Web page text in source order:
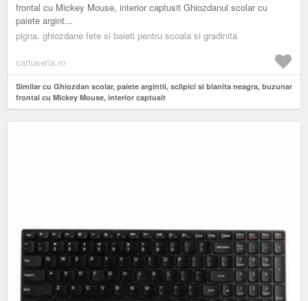
frontal cu Mickey Mouse, interior captusit Ghiozdanul scolar cu
paiete argint...
pigna, ghiozdane fete si baieti pentru scoala si gradinita
cartuseria.ro
Similar cu Ghiozdan scolar, paiete argintii, sclipici si blanita neagra, buzunar
frontal cu Mickey Mouse, interior captusit